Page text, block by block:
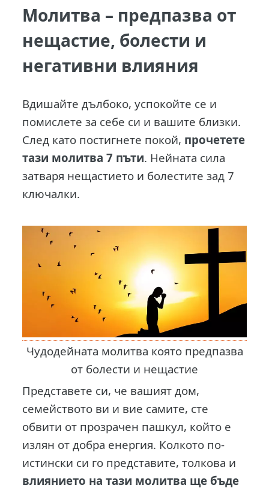
Молитва – предпазва от
нещастие, болести и
негативни влияния
Вдишайте дълбоко, успокойте се и
помислете за себе си и вашите близки.
След като постигнете покой, прочетете
тази молитва 7 пъти. Нейната сила
затваря нещастието и болестите зад 7
ключалки.
Чудодейната молитва която предпазва
от болести и нещастие
Представете си, че вашият дом,
семейството ви и вие самите, сте
обвити от прозрачен пашкул, който е
излян от добра енергия. Колкото по-
истински си го представите, толкова и
влиянието на тази молитва ще бъде